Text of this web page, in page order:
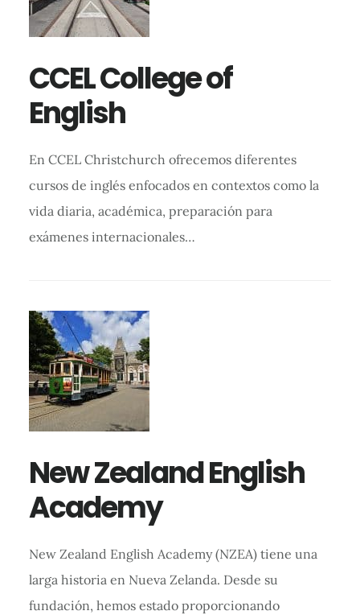
CCEL College of
English
En CCEL Christchurch ofrecemos diferentes
cursos de inglés enfocados en contextos como la
vida diaria, académica, preparación para
exámenes internacionales…
New Zealand English
Academy
New Zealand English Academy (NZEA) tiene una
larga historia en Nueva Zelanda. Desde su
fundación, hemos estado proporcionando